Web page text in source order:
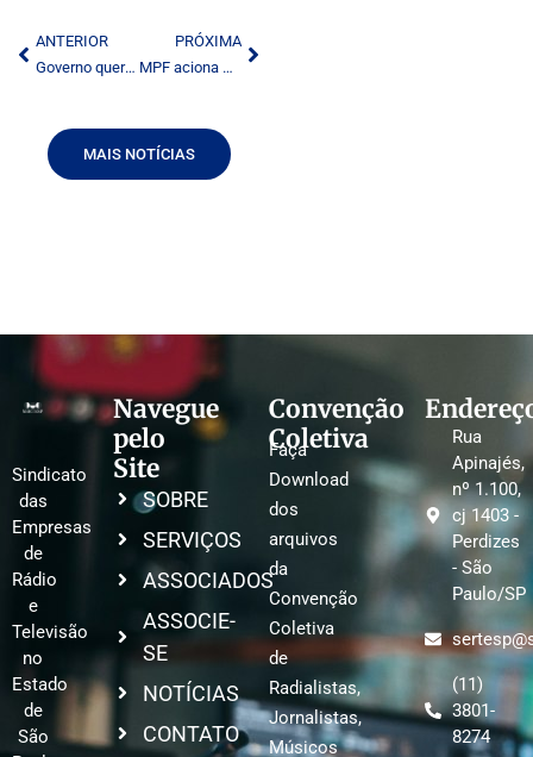
ANTERIOR
Governo quer discutir produção de TV interativa no País
PRÓXIMA
MPF aciona Anatel para obrigar teles a liberar dados de investigados
MAIS NOTÍCIAS
Sindicato
das
Empresas
de
Rádio
e
Televisão
no
Estado
de
São
Navegue
pelo
Site
SOBRE
SERVIÇOS
ASSOCIADOS
ASSOCIE-
SE
NOTÍCIAS
CONTATO
Convenção
Coletiva
Faça
Download
dos
arquivos
da
Convenção
Coletiva
de
Radialistas,
Jornalistas,
Músicos
Rua
Apinajés,
nº 1.100,
cj 1403 -
Perdizes
- São
Paulo/SP
(11)
3801-
8274